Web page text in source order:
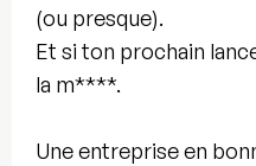
(ou presque).
Et si ton prochain
la m****.
Une entreprise en